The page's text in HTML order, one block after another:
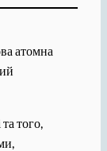
атомна
того,